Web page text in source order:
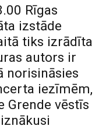
Rīgas
izstāde
tiks izrādīta
autors ir
norisināsies
iezīmēm,
Grende vēstīs